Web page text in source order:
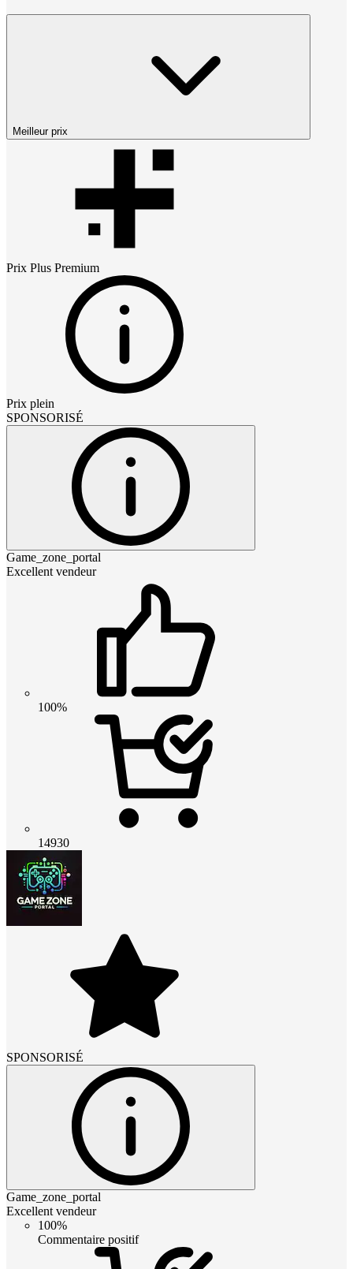
Meilleur prix
Prix Plus Premium
Prix plein
SPONSORISÉ
Game_zone_portal
Excellent vendeur
100%
14930
SPONSORISÉ
Game_zone_portal
Excellent vendeur
100%
Commentaire positif